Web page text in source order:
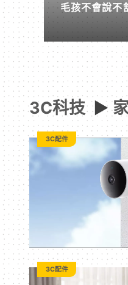
毛孩不會說不
液」全都幫你
3C科技 ►
3C配件
3C配件